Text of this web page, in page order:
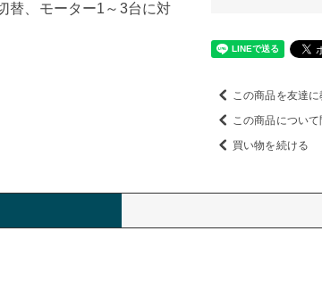
替、モーター1～3台に対
この商品を友達
この商品につい
買い物を続ける